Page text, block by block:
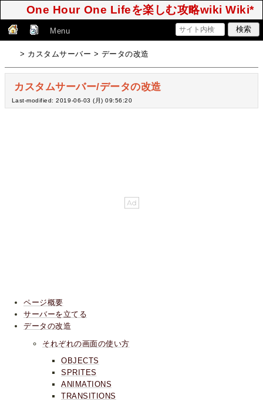
One Hour One Lifeを楽しむ攻略wiki Wiki*
Menu
> カスタムサーバー > データの改造
カスタムサーバー/データの改造
Last-modified: 2019-06-03 (月) 09:56:20
ページ概要
サーバーを立てる
データの改造
それぞれの画面の使い方
OBJECTS
SPRITES
ANIMATIONS
TRANSITIONS